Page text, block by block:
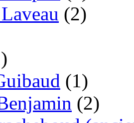
(2)
(1)
(2)